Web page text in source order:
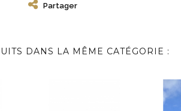
Partager
DANS LA MÊME CATÉGORIE :